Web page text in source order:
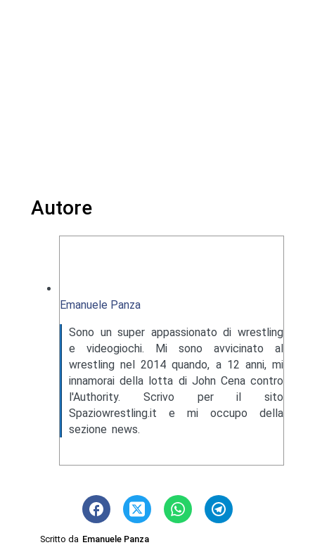
Autore
Emanuele Panza
Sono un super appassionato di wrestling
e videogiochi. Mi sono avvicinato al
wrestling nel 2014 quando, a 12 anni, mi
innamorai della lotta di John Cena contro
l'Authority. Scrivo per il sito
Spaziowrestling.it e mi occupo della
sezione news.
Scritto da Emanuele Panza